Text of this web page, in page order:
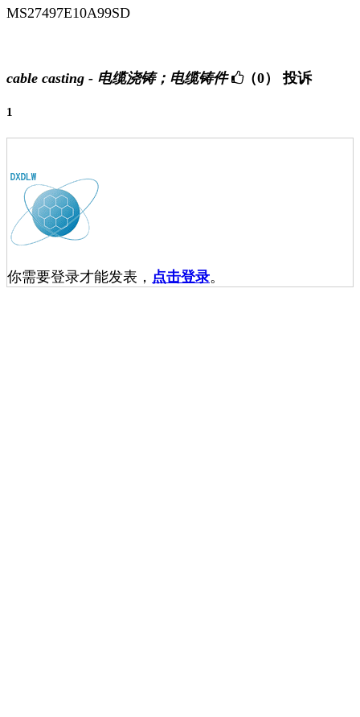
MS27497E10A99SD
cable casting - 电缆浇铸；电缆铸件 （0） 投诉
1
你需要登录才能发表， 点击登录。